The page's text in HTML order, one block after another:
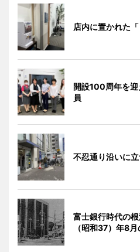
店内に置かれた「
開設100周年を
員
不忍通り沿いに
富士銀行時代の
（昭和37）年8